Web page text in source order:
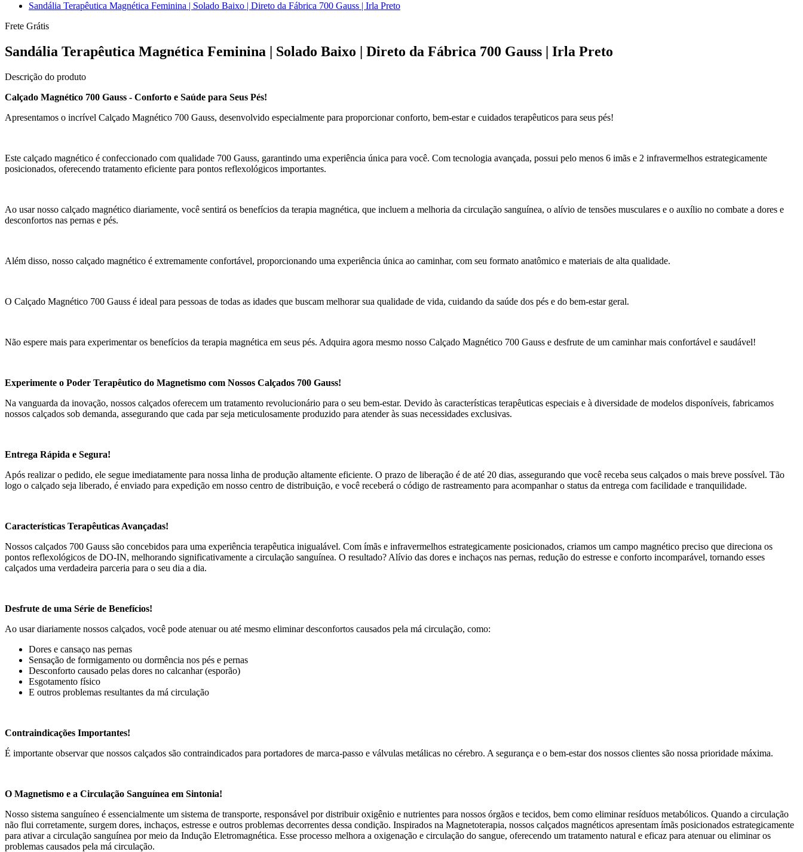
Sandália Terapêutica Magnética Feminina | Solado Baixo | Direto da Fábrica 700 Gauss | Irla Preto
Frete Grátis
Sandália Terapêutica Magnética Feminina | Solado Baixo | Direto da Fábrica 700 Gauss | Irla Preto
Descrição do produto
Calçado Magnético 700 Gauss - Conforto e Saúde para Seus Pés!
Apresentamos o incrível Calçado Magnético 700 Gauss, desenvolvido especialmente para proporcionar conforto, bem-estar e cuidados terapêuticos para seus pés!
Este calçado magnético é confeccionado com qualidade 700 Gauss, garantindo uma experiência única para você. Com tecnologia avançada, possui pelo menos 6 imãs e 2 infravermelhos estrategicamente
posicionados, oferecendo tratamento eficiente para pontos reflexológicos importantes.
Ao usar nosso calçado magnético diariamente, você sentirá os benefícios da terapia magnética, que incluem a melhoria da circulação sanguínea, o alívio de tensões musculares e o auxílio no combate a dores e
desconfortos nas pernas e pés.
Além disso, nosso calçado magnético é extremamente confortável, proporcionando uma experiência única ao caminhar, com seu formato anatômico e materiais de alta qualidade.
O Calçado Magnético 700 Gauss é ideal para pessoas de todas as idades que buscam melhorar sua qualidade de vida, cuidando da saúde dos pés e do bem-estar geral.
Não espere mais para experimentar os benefícios da terapia magnética em seus pés. Adquira agora mesmo nosso Calçado Magnético 700 Gauss e desfrute de um caminhar mais confortável e saudável!
Experimente o Poder Terapêutico do Magnetismo com Nossos Calçados 700 Gauss!
Na vanguarda da inovação, nossos calçados oferecem um tratamento revolucionário para o seu bem-estar. Devido às características terapêuticas especiais e à diversidade de modelos disponíveis, fabricamos
nossos calçados sob demanda, assegurando que cada par seja meticulosamente produzido para atender às suas necessidades exclusivas.
Entrega Rápida e Segura!
Após realizar o pedido, ele segue imediatamente para nossa linha de produção altamente eficiente. O prazo de liberação é de até 20 dias, assegurando que você receba seus calçados o mais breve possível. Tão
logo o calçado seja liberado, é enviado para expedição em nosso centro de distribuição, e você receberá o código de rastreamento para acompanhar o status da entrega com facilidade e tranquilidade.
Características Terapêuticas Avançadas!
Nossos calçados 700 Gauss são concebidos para uma experiência terapêutica inigualável. Com ímãs e infravermelhos estrategicamente posicionados, criamos um campo magnético preciso que direciona os
pontos reflexológicos de DO-IN, melhorando significativamente a circulação sanguínea. O resultado? Alívio das dores e inchaços nas pernas, redução do estresse e conforto incomparável, tornando esses
calçados uma verdadeira parceria para o seu dia a dia.
Desfrute de uma Série de Benefícios!
Ao usar diariamente nossos calçados, você pode atenuar ou até mesmo eliminar desconfortos causados pela má circulação, como:
Dores e cansaço nas pernas
Sensação de formigamento ou dormência nos pés e pernas
Desconforto causado pelas dores no calcanhar (esporão)
Esgotamento físico
E outros problemas resultantes da má circulação
Contraindicações Importantes!
É importante observar que nossos calçados são contraindicados para portadores de marca-passo e válvulas metálicas no cérebro. A segurança e o bem-estar dos nossos clientes são nossa prioridade máxima.
O Magnetismo e a Circulação Sanguínea em Sintonia!
Nosso sistema sanguíneo é essencialmente um sistema de transporte, responsável por distribuir oxigênio e nutrientes para nossos órgãos e tecidos, bem como eliminar resíduos metabólicos. Quando a circulação
não flui corretamente, surgem dores, inchaços, estresse e outros problemas decorrentes dessa condição. Inspirados na Magnetoterapia, nossos calçados magnéticos apresentam ímãs posicionados estrategicamente
para ativar a circulação sanguínea por meio da Indução Eletromagnética. Esse processo melhora a oxigenação e circulação do sangue, oferecendo um tratamento natural e eficaz para atenuar ou eliminar os
problemas causados pela má circulação.